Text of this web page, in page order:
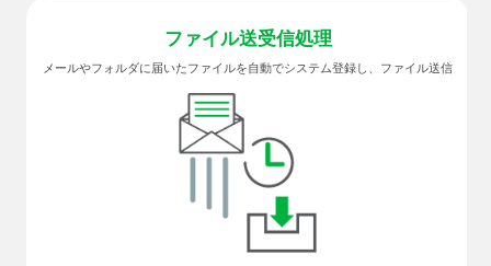
ファイル送受信処理
メールやフォルダに届いたファイルを自動でシステム登録し、ファイル送信